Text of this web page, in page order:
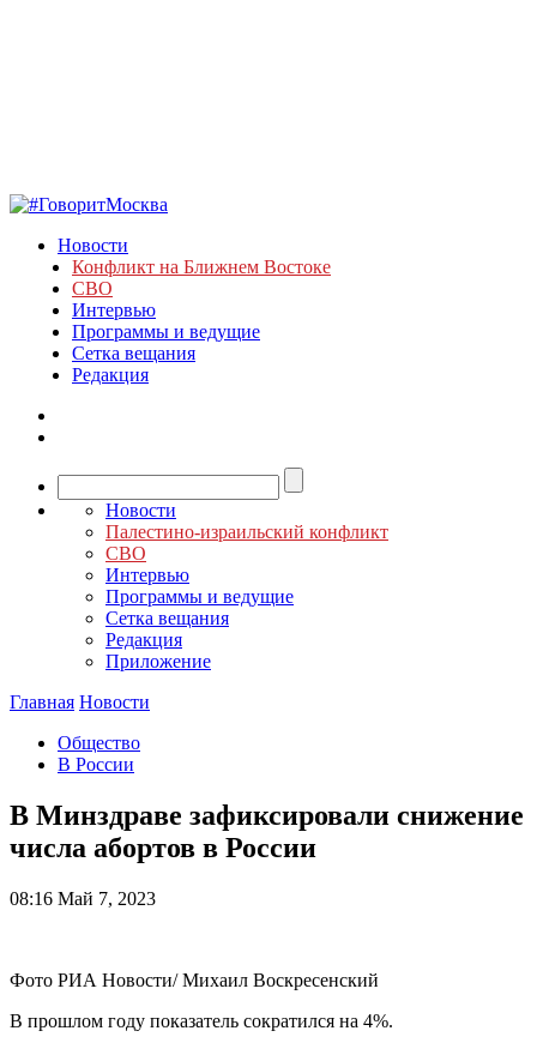
Новости
Конфликт на Ближнем Востоке
СВО
Интервью
Программы и ведущие
Сетка вещания
Редакция
Новости
Палестино-израильский конфликт
СВО
Интервью
Программы и ведущие
Сетка вещания
Редакция
Приложение
Главная Новости
Общество
В России
В Минздраве зафиксировали снижение
числа абортов в России
08:16 Май 7, 2023
Фото РИА Новости/ Михаил Воскресенский
В прошлом году показатель сократился на 4%.